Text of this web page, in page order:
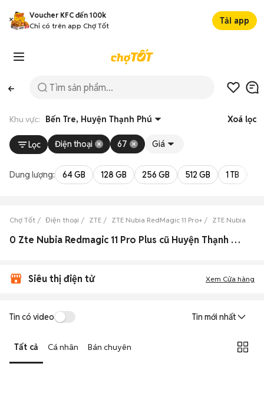
Voucher KFC đến 100k
Chỉ có trên app Chợ Tốt
Tải app
Khu vực: Bến Tre, Huyện Thạnh Phú Xoá lọc
Lọc Điện thoại 67 Giá
Dung lượng: 64 GB 128 GB 256 GB 512 GB 1 TB
Chợ Tốt Điện thoại ZTE ZTE Nubia RedMagic 11 Pro+ ZTE Nubia
0 Zte Nubia Redmagic 11 Pro Plus cũ Huyện Thạnh Phú, Bến Tre đẹp
Siêu thị điện tử Xem Cửa hàng
Tin có video Tin mới nhất
Tất cả Cá nhân Bán chuyên